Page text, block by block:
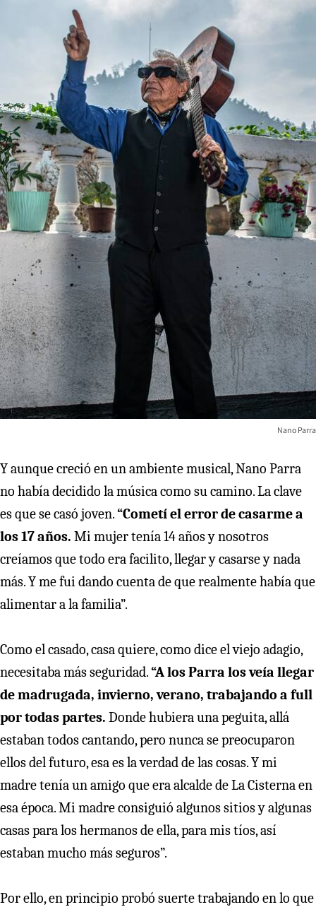
Nano Parra
Y aunque creció en un ambiente musical, Nano Parra
no había decidido la música como su camino. La clave
es que se casó joven.“Cometí el error de casarme a
los 17 años. Mi mujer tenía 14 años y nosotros
creíamos que todo era facilito, llegar y casarse y nada
más. Y me fui dando cuenta de que realmente había que
alimentar a la familia”.
Como el casado, casa quiere, como dice el viejo adagio,
necesitaba más seguridad.“A los Parra los veía llegar
de madrugada, invierno, verano, trabajando a full
por todas partes. Donde hubiera una peguita, allá
estaban todos cantando, pero nunca se preocuparon
ellos del futuro, esa es la verdad de las cosas. Y mi
madre tenía un amigo que era alcalde de La Cisterna en
esa época. Mi madre consiguió algunos sitios y algunas
casas para los hermanos de ella, para mis tíos, así
estaban mucho más seguros”.
Por ello, en principio probó suerte trabajando en lo que